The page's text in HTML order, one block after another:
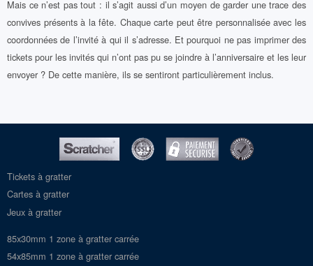
Mais ce n’est pas tout : il s’agit aussi d’un moyen de garder une trace des
convives présents à la fête. Chaque carte peut être personnalisée avec les
coordonnées de l’invité à qui il s’adresse. Et pourquoi ne pas imprimer des
tickets pour les invités qui n’ont pas pu se joindre à l’anniversaire et les leur
envoyer ? De cette manière, ils se sentiront particulièrement inclus.
Tickets à gratter
Cartes à gratter
Jeux à gratter
85x30mm 1 zone à gratter carrée
54x85mm 1 zone à gratter carrée